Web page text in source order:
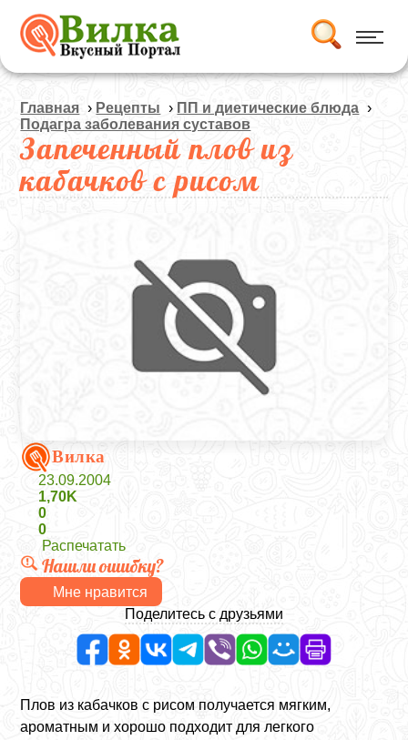
Главная › Рецепты › ПП и диетические блюда ›
Подагра заболевания суставов
Запеченный плов из
кабачков с рисом
Вилка
23.09.2004
1,70K
0
0
Распечатать
Нашли ошибку?
Мне нравится
Поделитесь с друзьями
Плов из кабачков с рисом получается мягким,
ароматным и хорошо подходит для легкого